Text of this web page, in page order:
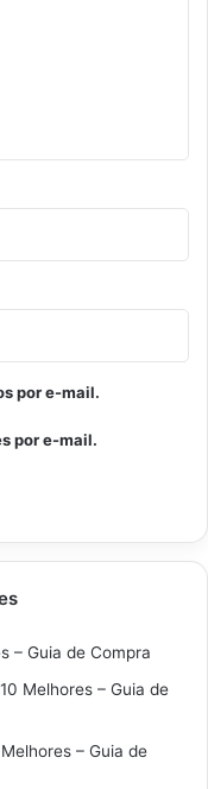
por e-mail.
por e-mail.
– Guia de Compra
Melhores – Guia de
– Guia de